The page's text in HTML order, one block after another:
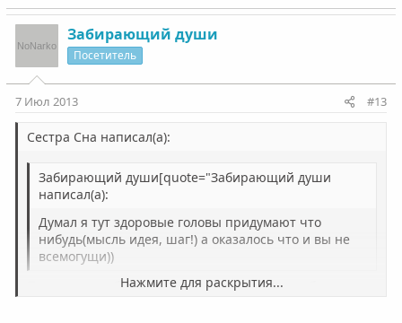
Забирающий души
Посетитель
7 Июл 2013 #13
Сестра Сна написал(а):
Забирающий души[quote="Забирающий души
написал(а):
Думал я тут здоровые головы придумают что
нибудь(мысль идея, шаг!) а оказалось что и вы не
всемогущи))
Походу и мне бросать надо, ноооо можно же без
Нажмите для раскрытия...